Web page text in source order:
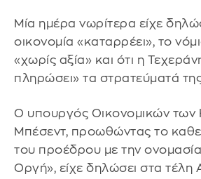
Μία ημέρα νωρίτερα είχε
οικονομία «καταρρέει», το
«χωρίς αξία» και ότι η
πληρώσει» τα στρατεύματά
Ο υπουργός Οικονομικών των
Μπέσεντ, προωθώντας το
του προέδρου με την
Οργή», είχε δηλώσει στα τέλη